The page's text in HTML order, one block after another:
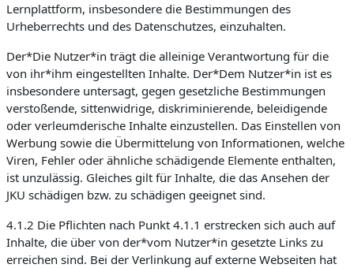
Lernplattform, insbesondere die Bestimmungen des
Urheberrechts und des Datenschutzes, einzuhalten.
Der*Die Nutzer*in trägt die alleinige Verantwortung für die
von ihr*ihm eingestellten Inhalte. Der*Dem Nutzer*in ist es
insbesondere untersagt, gegen gesetzliche Bestimmungen
verstoßende, sittenwidrige, diskriminierende, beleidigende
oder verleumderische Inhalte einzustellen. Das Einstellen von
Werbung sowie die Übermittelung von Informationen, welche
Viren, Fehler oder ähnliche schädigende Elemente enthalten,
ist unzulässig. Gleiches gilt für Inhalte, die das Ansehen der
JKU schädigen bzw. zu schädigen geeignet sind.
4.1.2 Die Pflichten nach Punkt 4.1.1 erstrecken sich auch auf
Inhalte, die über von der*vom Nutzer*in gesetzte Links zu
erreichen sind. Bei der Verlinkung auf externe Webseiten hat